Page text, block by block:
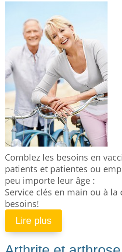
Comblez les besoins en
patients et patientes ou
peu importe leur âge :
Service clés en main ou à la
besoins!
Lire plus